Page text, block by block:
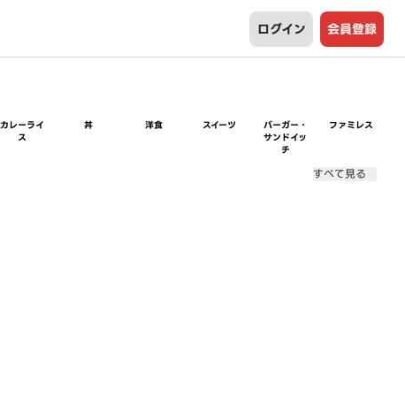
ログイン 会員登録
カレーライ
ス
丼 洋食 スイーツ
バーガー・
サンドイッ
チ
ファミレス
すべて見る